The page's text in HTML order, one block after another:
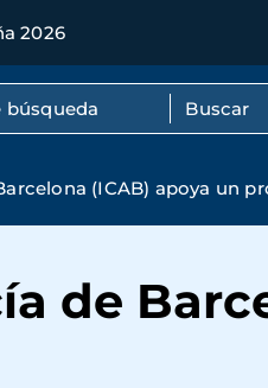
2026
(ICAB) apoya un
de